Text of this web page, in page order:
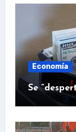
Economía
Se